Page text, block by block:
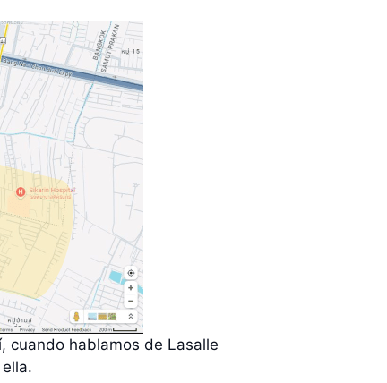
cuando hablamos de Lasalle